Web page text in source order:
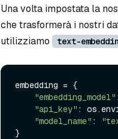
Una volta impostata la
che trasformerà i nostri
utilizziamo
text-
embedding = {
"embedding_model"
"api_key" :
"model_name" :